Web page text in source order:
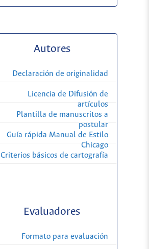
Autores
Declaración de originalidad
Licencia de Difusión de
artículos
Plantilla de manuscritos a
postular
Guía rápida Manual de Estilo
Chicago
Criterios básicos de cartografía
Evaluadores
Formato para evaluación